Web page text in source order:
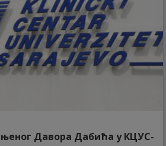
Давора Дабића у КЦУС-